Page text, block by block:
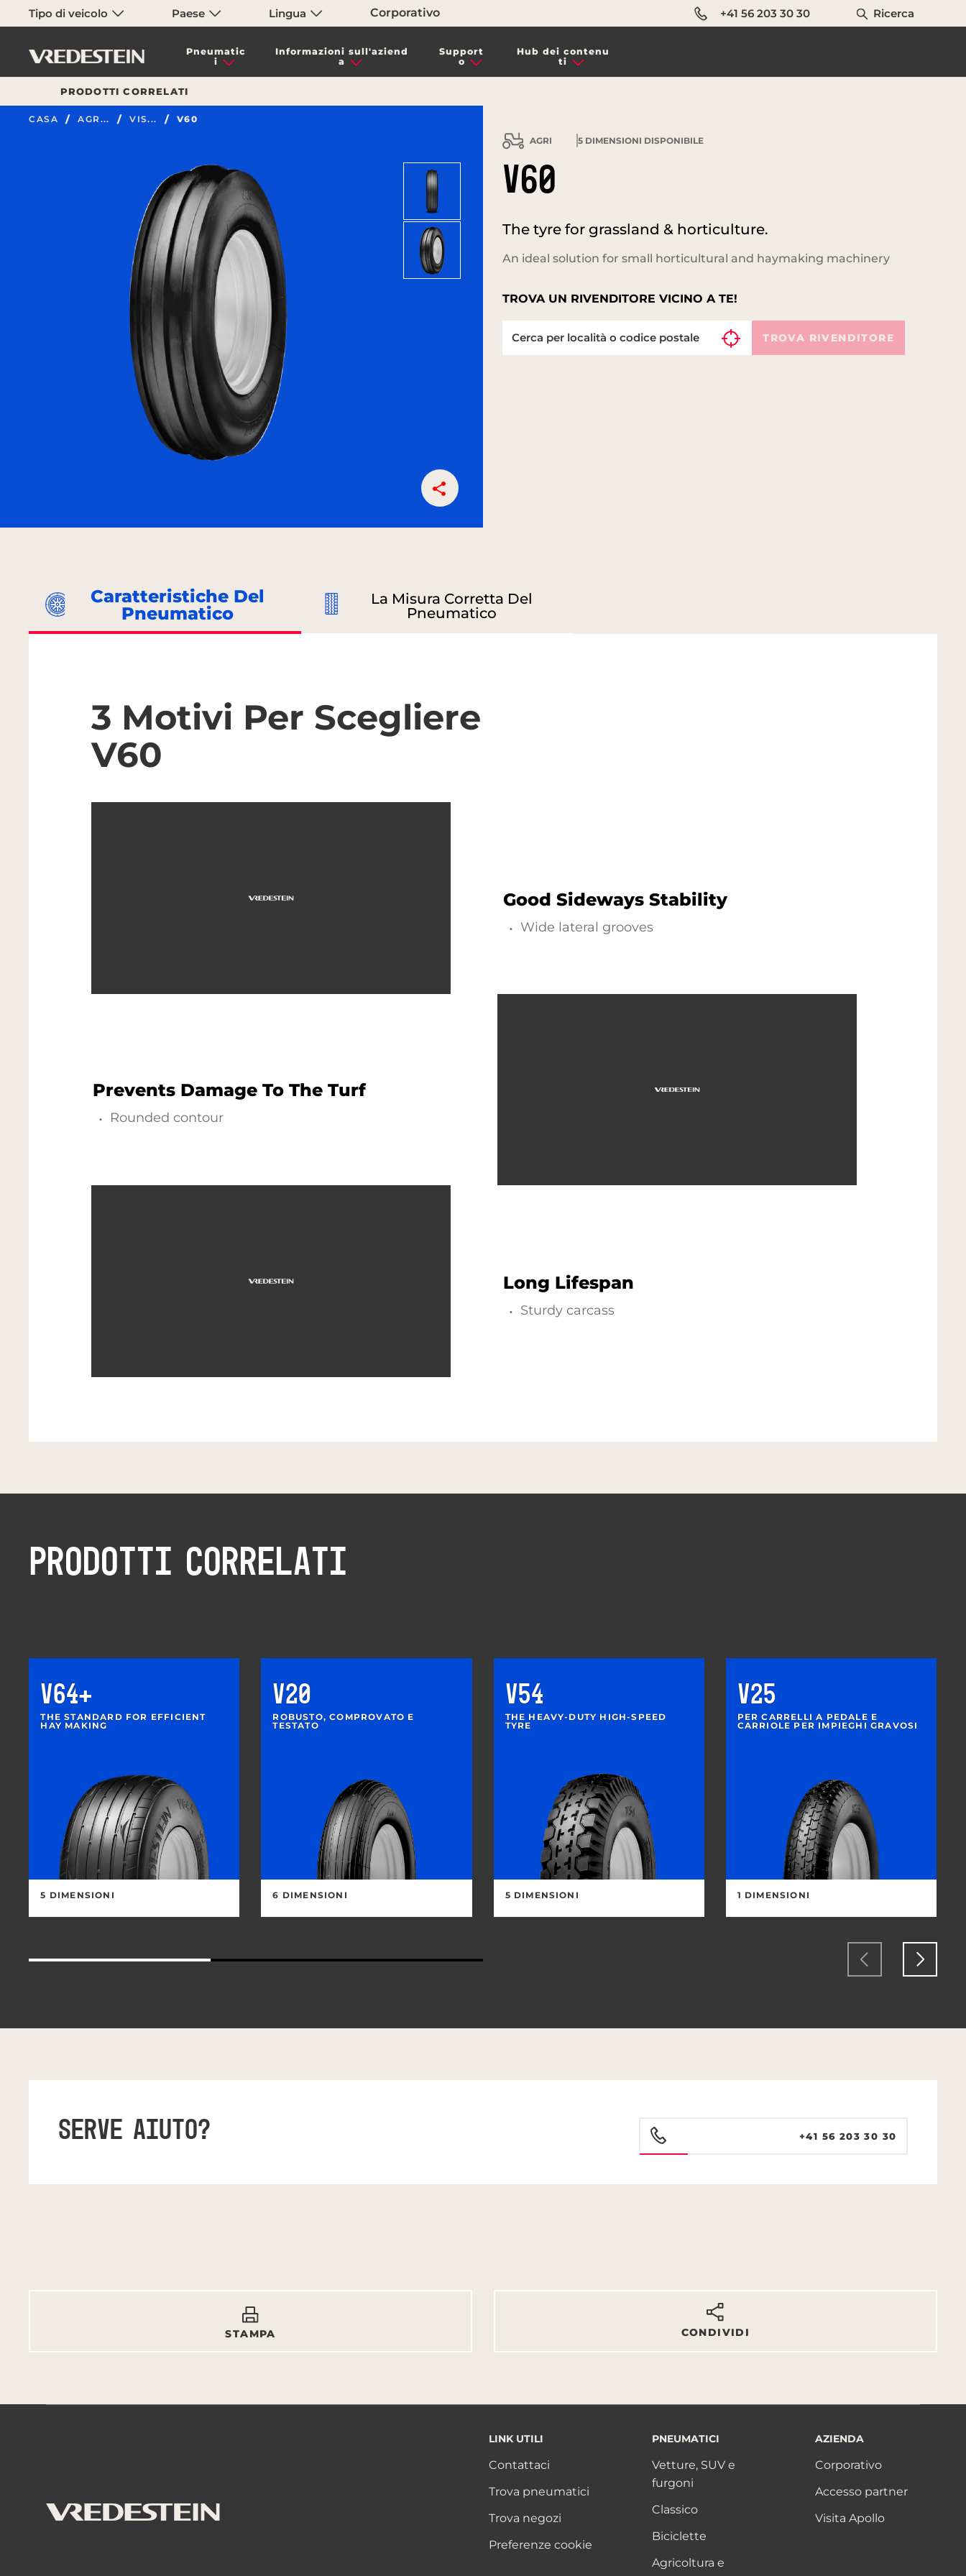
Tipo di veicolo Paese Lingua Corporativo +41 56 203 30 30 Ricerca
Pneumatic
i
Informazioni sull'aziend
a
Support
o
Hub dei contenu
ti
PRODOTTI CORRELATI
CASA AGR... VIS... V60
AGRI 5DIMENSIONI DISPONIBILE
V60
The tyre for grassland & horticulture.
An ideal solution for small horticultural and haymaking machinery
TROVA UN RIVENDITORE VICINO A TE!
TROVA RIVENDITORE
Caratteristiche Del
Pneumatico
La Misura Corretta Del
Pneumatico
3 Motivi Per Scegliere
V60
Good Sideways Stability
Wide lateral grooves
Prevents Damage To The Turf
Rounded contour
Long Lifespan
Sturdy carcass
PRODOTTI CORRELATI
V64+
THE STANDARD FOR EFFICIENT
HAY MAKING
5 DIMENSIONI
V20
ROBUSTO, COMPROVATO E
TESTATO
6 DIMENSIONI
V54
THE HEAVY-DUTY HIGH-SPEED
TYRE
5 DIMENSIONI
V25
PER CARRELLI A PEDALE E
CARRIOLE PER IMPIEGHI GRAVOSI
1 DIMENSIONI
SERVE AIUTO? +41 56 203 30 30
STAMPA CONDIVIDI
LINK UTILI
Contattaci
Trova pneumatici
Trova negozi
Preferenze cookie
PNEUMATICI
Vetture, SUV e
furgoni
Classico
Biciclette
Agricoltura e
AZIENDA
Corporativo
Accesso partner
Visita Apollo